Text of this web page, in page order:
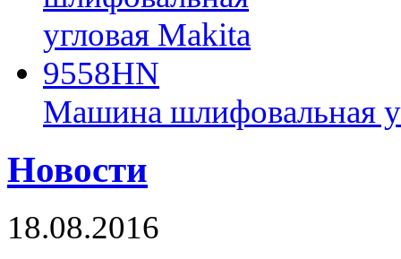
Машина шлифовальная
Новости
18.08.2016